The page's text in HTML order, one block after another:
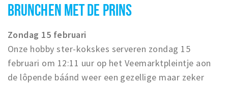
BRUNCHEN MET DE PRINS
Zondag 15 februari
Onze hobby ster-kokskes serveren zondag 15
februari om 12:11 uur op het Veemarktpleintje aon
de lôpende báánd weer een gezellige maar zeker